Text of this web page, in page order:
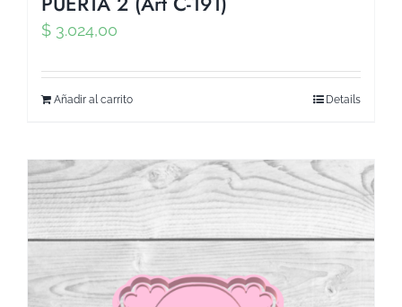
$ 3.024,00
Añadir al carrito Details